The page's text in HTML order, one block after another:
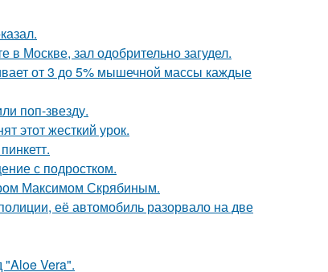
Москве, зал одобрительно загудел.
от 3 до 5% мышечной массы каждые
поп-звезду.
этот жесткий урок.
с подростком.
Максимом Скрябиным.
её автомобиль разорвало на две
"Aloe Vera".